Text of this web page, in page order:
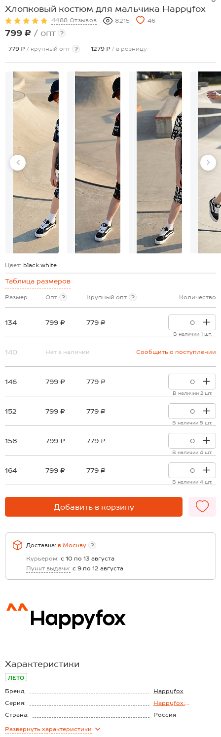
Хлопковый костюм для мальчика Happyfox
4488 Отзывов 8215 46
799 ₽ / опт ?
779 ₽ / крупный опт ? 1279 ₽ / в розницу
Цвет: black.white
Таблица размеров
Размер Опт ? Крупный опт ? Количество
134 799 ₽ 779 ₽
В наличии 1 шт.
140 Нет в наличии Сообщить о поступлении
146 799 ₽ 779 ₽
В наличии 2 шт.
152 799 ₽ 779 ₽
В наличии 5 шт.
158 799 ₽ 779 ₽
В наличии 4 шт.
164 799 ₽ 779 ₽
В наличии 4 шт.
Добавить в корзину
Доставка: в Москву
?
Курьером: с 10 по 13 августа
Пункт выдачи: с 9 по 12 августа
Характеристики
ЛЕТО
Бренд
Happyfox
Серия:
Happyfox:
Страна:
Россия
Состав:
Развернуть характеристики